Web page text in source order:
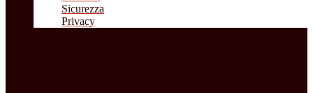
Sicurezza
Privacy